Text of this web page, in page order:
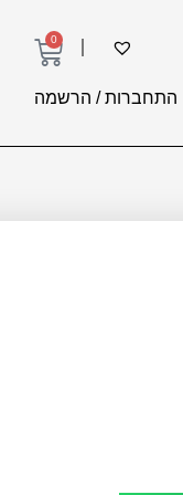
התחברות / הרשמה
0
עגלת